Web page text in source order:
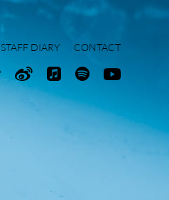
STAFF DIARY CONTACT